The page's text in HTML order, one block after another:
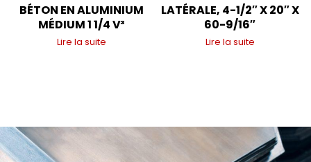
BÉTON EN ALUMINIUM
MÉDIUM 1 1/4 V³
Lire la suite
LATÉRALE, 4-1/2″ X 20″ X
60-9/16″
Lire la suite